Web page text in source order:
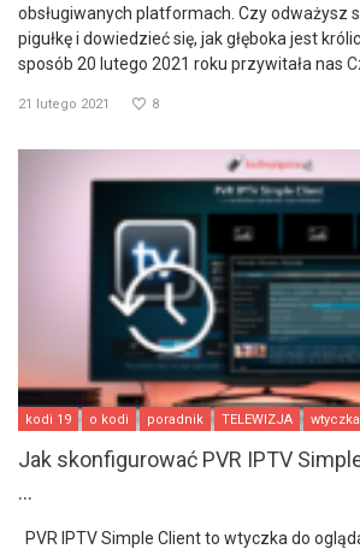
obsługiwanych platformach. Czy odważysz
pigułkę i dowiedzieć się, jak głęboka jest
sposób 20 lutego 2021 roku przywitała nas
21 lutego 2021 8
kodi 19 o kodi poradnik TELEWIZJA
Jak skonfigurować PVR IPTV
...
PVR IPTV Simple Client to wtyczka do